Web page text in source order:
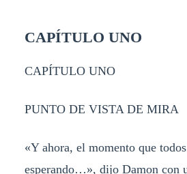
CAPÍTULO UNO
CAPÍTULO UNO
PUNTO DE VISTA DE MIRA
«Y ahora, el momento que
esperando…», dijo Damon con